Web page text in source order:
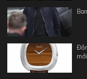
mới